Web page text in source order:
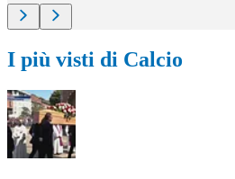
I più visti di Calcio